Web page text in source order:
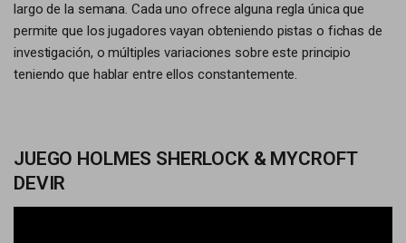
largo de la semana. Cada uno ofrece alguna regla única que
permite que los jugadores vayan obteniendo pistas o fichas de
investigación, o múltiples variaciones sobre este principio
teniendo que hablar entre ellos constantemente.
JUEGO HOLMES SHERLOCK & MYCROFT
DEVIR